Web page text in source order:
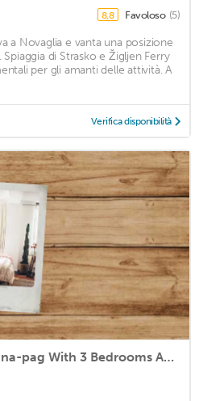
8,8 Favoloso (5)
a Novaglia e vanta una posizione
di Strasko e Žigljen Ferry
per gli amanti delle attività. A
Verifica disponibilità
Nice Apartment In Bosana-pag With 3 Bedrooms And Wifi